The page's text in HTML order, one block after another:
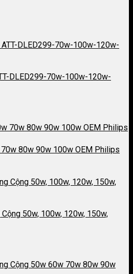
DLED299-70w-100w-120w-
80w 90w 100w OEM Philips
50w, 100w, 120w, 150w,